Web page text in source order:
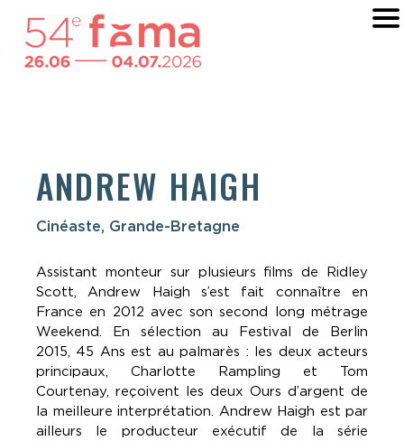
ANDREW HAIGH
Cinéaste, Grande-Bretagne
Assistant monteur sur plusieurs films de Ridley
Scott, Andrew Haigh s’est fait connaître en
France en 2012 avec son second long métrage
Weekend. En sélection au Festival de Berlin
2015, 45 Ans est au palmarès : les deux acteurs
principaux, Charlotte Rampling et Tom
Courtenay, reçoivent les deux Ours d’argent de
la meilleure interprétation. Andrew Haigh est par
ailleurs le producteur exécutif de la série